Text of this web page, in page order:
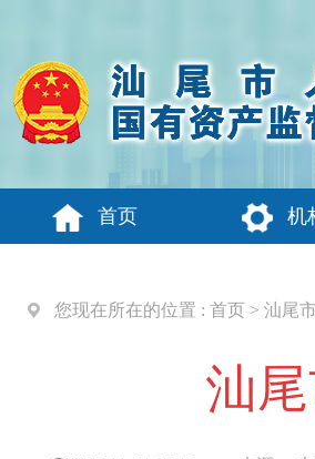
首页 机
您现在所在的位置 : 首页 > 汕尾
汕